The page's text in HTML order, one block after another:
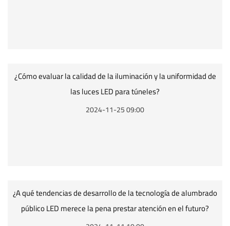
¿Cómo evaluar la calidad de la iluminación y la uniformidad de
las luces LED para túneles?
2024-11-25 09:00
¿A qué tendencias de desarrollo de la tecnología de alumbrado
público LED merece la pena prestar atención en el futuro?